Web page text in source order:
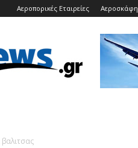
Αεροπορικές Εταιρείες Αεροσκάφη